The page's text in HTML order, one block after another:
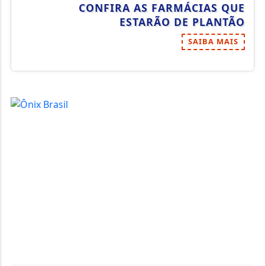
CONFIRA AS FARMÁCIAS QUE
ESTARÃO DE PLANTÃO
SAIBA MAIS